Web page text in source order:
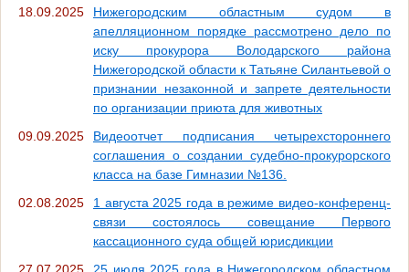
18.09.2025
Нижегородским областным судом в
апелляционном порядке рассмотрено дело по
иску прокурора Володарского района
Нижегородской области к Татьяне Силантьевой о
признании незаконной и запрете деятельности
по организации приюта для животных
09.09.2025
Видеоотчет подписания четырехстороннего
соглашения о создании судебно-прокурорского
класса на базе Гимназии №136.
02.08.2025
1 августа 2025 года в режиме видео-конференц-
связи состоялось совещание Первого
кассационного суда общей юрисдикции